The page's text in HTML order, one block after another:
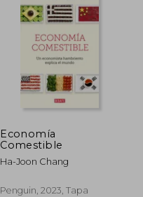
55%
Economía
Comestible
Ha-Joon Chang
Penguin, 2023, Tapa